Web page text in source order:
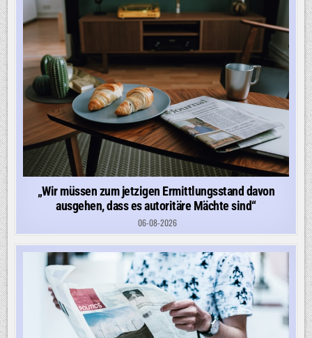
„Wir müssen zum jetzigen Ermittlungsstand davon
ausgehen, dass es autoritäre Mächte sind“
06-08-2026